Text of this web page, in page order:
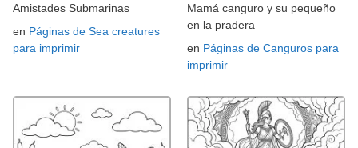
Amistades Submarinas
en Páginas de Sea creatures
para imprimir
Mamá canguro y su pequeño
en la pradera
en Páginas de Canguros para
imprimir